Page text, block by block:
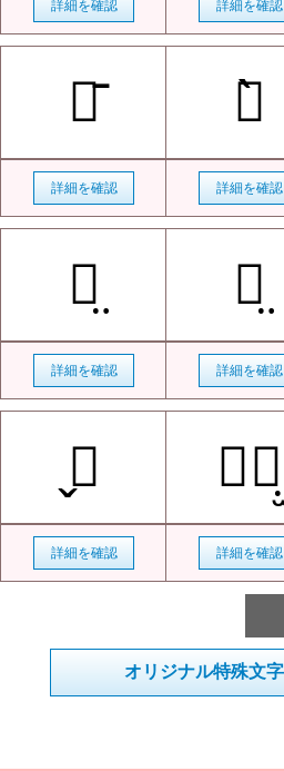
詳細を確認 詳細を確認
Ｋ̄
詳細を確認
Ｋ̀
詳細を確認
머̤
詳細を確認
할̤
詳細を確認
̬ᤢ
詳細を確認
無⃞̤̫
詳細を確認